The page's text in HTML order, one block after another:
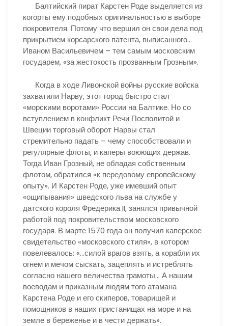
Балтийский пират Карстен Роде выделяется из
когорты ему подобных оригинальностью в выборе
покровителя. Потому что вершил он свои дела под
прикрытием корсарского патента, выписанного…
Иваном Васильевичем – тем самым московским
государем, «за жестокость прозванным Грозным».
Когда в ходе Ливонской войны русские войска
захватили Нарву, этот город быстро стал
«морскими воротами» России на Балтике. Но со
вступлением в конфликт Речи Посполитой и
Швеции торговый оборот Нарвы стал
стремительно падать – чему способствовали и
регулярные флоты, и каперы воюющих держав.
Тогда Иван Грозный, не обладая собственным
флотом, обратился «к передовому европейскому
опыту». И Карстен Роде, уже имевший опыт
«ощипывания» шведского льва на службе у
датского короля Фредерика II, занялся привычной
работой под покровительством московского
государя. В марте 1570 года он получил каперское
свидетельство «московского стиля», в котором
повелевалось: «…силой врагов взять, а корабли их
огнем и мечом сыскать, зацеплять и истреблять
согласно нашего величества грамоты… А нашим
воеводам и приказным людям того атамана
Карстена Роде и его скиперов, товарищей и
помощников в наших пристанищах на море и на
земле в береженье и в чести держать».